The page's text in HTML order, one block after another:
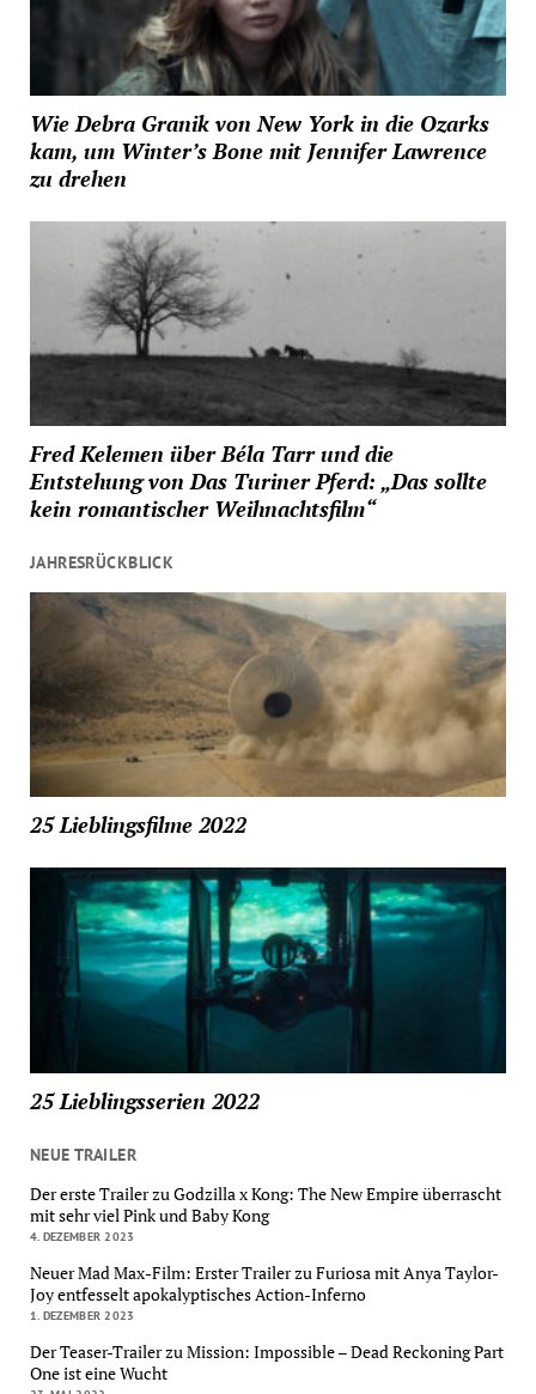
Wie Debra Granik von New York in die Ozarks
kam, um Winter’s Bone mit Jennifer Lawrence
zu drehen
Fred Kelemen über Béla Tarr und die
Entstehung von Das Turiner Pferd: „Das sollte
kein romantischer Weihnachtsfilm“
JAHRESRÜCKBLICK
25 Lieblingsfilme 2022
25 Lieblingsserien 2022
NEUE TRAILER
Der erste Trailer zu Godzilla x Kong: The New Empire überrascht
mit sehr viel Pink und Baby Kong
4. DEZEMBER 2023
Neuer Mad Max-Film: Erster Trailer zu Furiosa mit Anya Taylor-
Joy entfesselt apokalyptisches Action-Inferno
1. DEZEMBER 2023
Der Teaser-Trailer zu Mission: Impossible – Dead Reckoning Part
One ist eine Wucht